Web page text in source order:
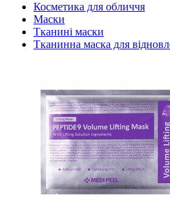
Косметика для обличчя
Маски
Тканині маски
Тканинна маска для